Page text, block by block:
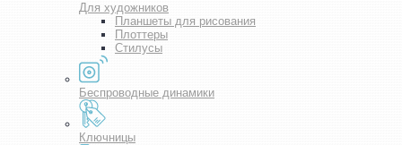
Для художников
Планшеты для рисования
Плоттеры
Стилусы
Беспроводные динамики
Ключницы